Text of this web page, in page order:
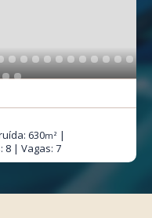
630m² |
8 | Vagas: 7